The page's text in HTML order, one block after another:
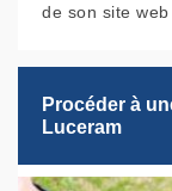
de son site
Procéder à
Luceram